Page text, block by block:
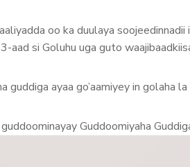
oo ka duulaya
aad si Goluhu uga guto
guddiga ayaa go’aamiyey in golaha
Guddoomiyaha